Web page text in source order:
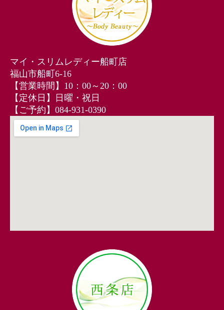
マイ・スリムレディー船町店
福山市船町6-16
【営業時間】10：00～20：00
【定休日】日曜・祝日
【ご予約】084-931-0390